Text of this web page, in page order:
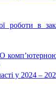
роботи в
у 2024 –